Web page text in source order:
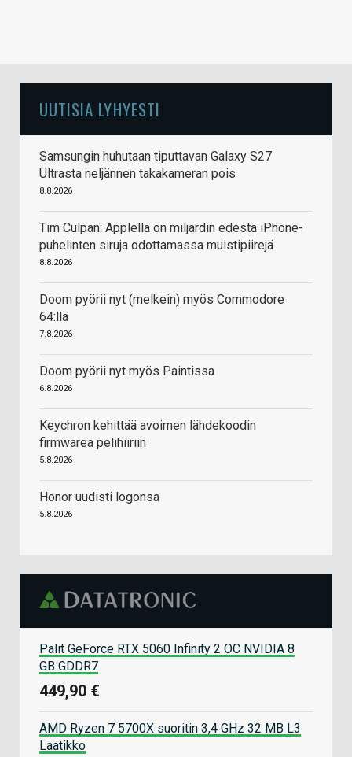
UUTISIA LYHYESTI
Samsungin huhutaan tiputtavan Galaxy S27
Ultrasta neljännen takakameran pois
8.8.2026
Tim Culpan: Applella on miljardin edestä iPhone-
puhelinten siruja odottamassa muistipiirejä
8.8.2026
Doom pyörii nyt (melkein) myös Commodore
64:llä
7.8.2026
Doom pyörii nyt myös Paintissa
6.8.2026
Keychron kehittää avoimen lähdekoodin
firmwarea pelihiiriin
5.8.2026
Honor uudisti logonsa
5.8.2026
Palit GeForce RTX 5060 Infinity 2 OC NVIDIA 8
GB GDDR7
449,90 €
AMD Ryzen 7 5700X suoritin 3,4 GHz 32 MB L3
Laatikko